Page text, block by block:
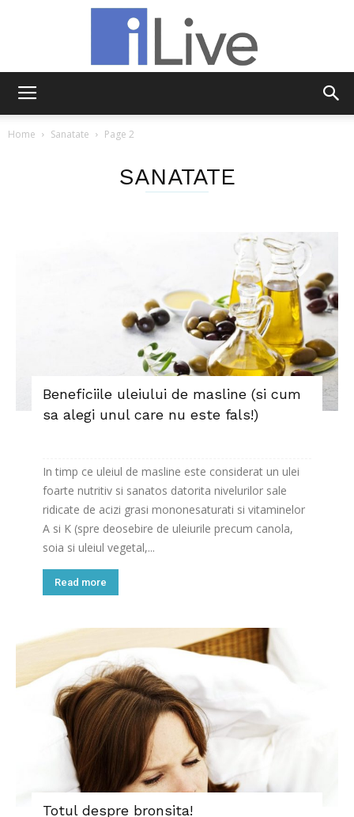
Home Sanatate Page 2
SANATATE
Beneficiile uleiului de masline (si cum
sa alegi unul care nu este fals!)
In timp ce uleiul de masline este considerat un ulei
foarte nutritiv si sanatos datorita nivelurilor sale
ridicate de acizi grasi mononesaturati si vitaminelor
A si K (spre deosebire de uleiurile precum canola,
soia si uleiul vegetal,...
Read more
Totul despre bronsita!